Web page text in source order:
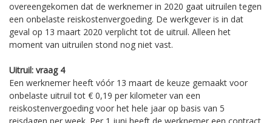
overeengekomen dat de werknemer in 2020 gaat uitruilen tegen
een onbelaste reiskostenvergoeding. De werkgever is in dat
geval op 13 maart 2020 verplicht tot de uitruil. Alleen het
moment van uitruilen stond nog niet vast.
Uitruil: vraag 4
Een werknemer heeft vóór 13 maart de keuze gemaakt voor
onbelaste uitruil tot € 0,19 per kilometer van een
reiskostenvergoeding voor het hele jaar op basis van 5